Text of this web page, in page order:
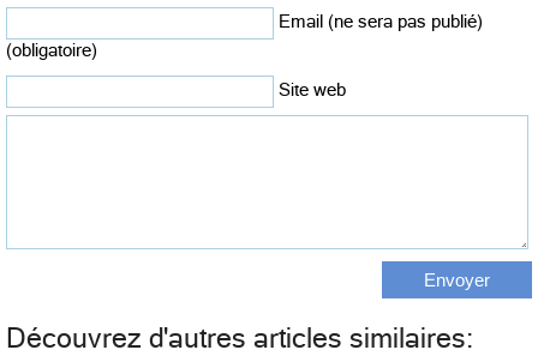
Email (ne sera pas publié)
(obligatoire)
Site web
Découvrez d'autres articles similaires: